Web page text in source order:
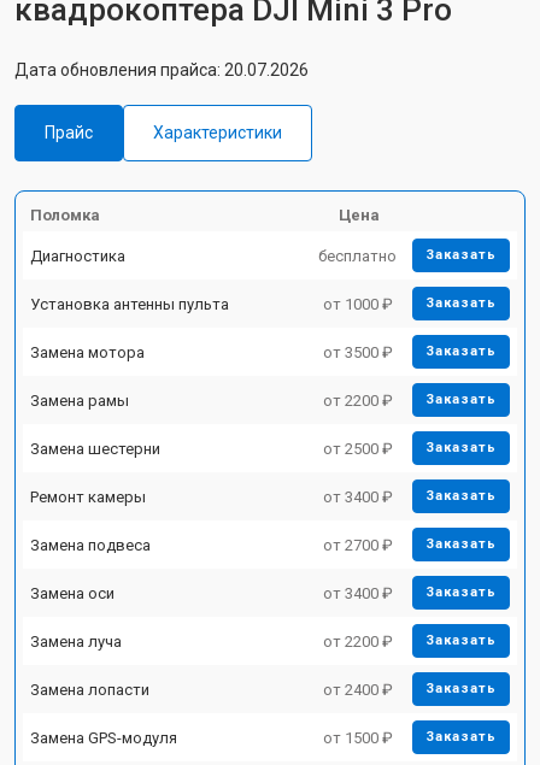
квадрокоптера DJI Mini 3 Pro
Дата обновления прайса: 20.07.2026
Прайс Характеристики
Поломка Цена
Диагностика бесплатно Заказать
Установка антенны пульта от 1000 ₽ Заказать
Замена мотора от 3500 ₽ Заказать
Замена рамы от 2200 ₽ Заказать
Замена шестерни от 2500 ₽ Заказать
Ремонт камеры от 3400 ₽ Заказать
Замена подвеса от 2700 ₽ Заказать
Замена оси от 3400 ₽ Заказать
Замена луча от 2200 ₽ Заказать
Замена лопасти от 2400 ₽ Заказать
Замена GPS-модуля от 1500 ₽ Заказать